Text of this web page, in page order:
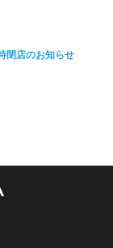
閉店のお知らせ